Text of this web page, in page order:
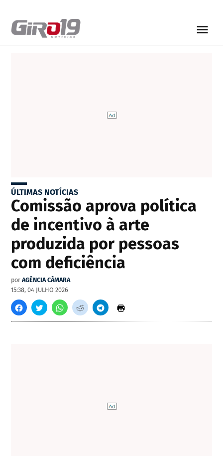
ÚLTIMAS NOTÍCIAS
Comissão aprova política
de incentivo à arte
produzida por pessoas
com deficiência
por AGÊNCIA CÂMARA
15:38, 04 JULHO 2026